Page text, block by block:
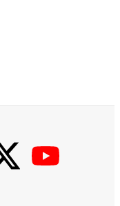
】 【Twitter】